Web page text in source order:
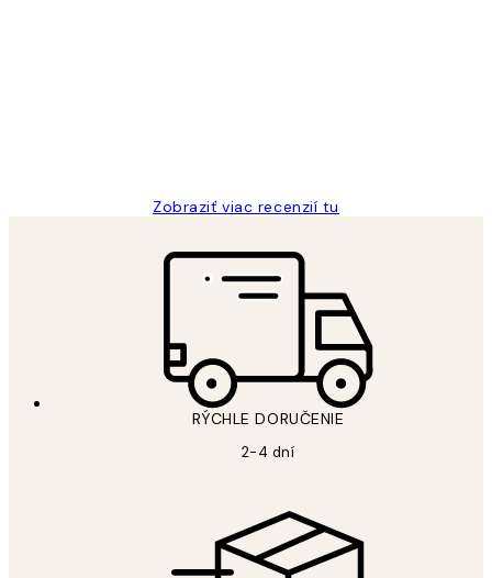
Zobraziť viac recenzií tu
RÝCHLE DORUČENIE
2-4 dní